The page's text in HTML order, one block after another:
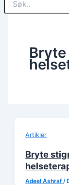
Artikler
Bryte
Adeel Ashraf /